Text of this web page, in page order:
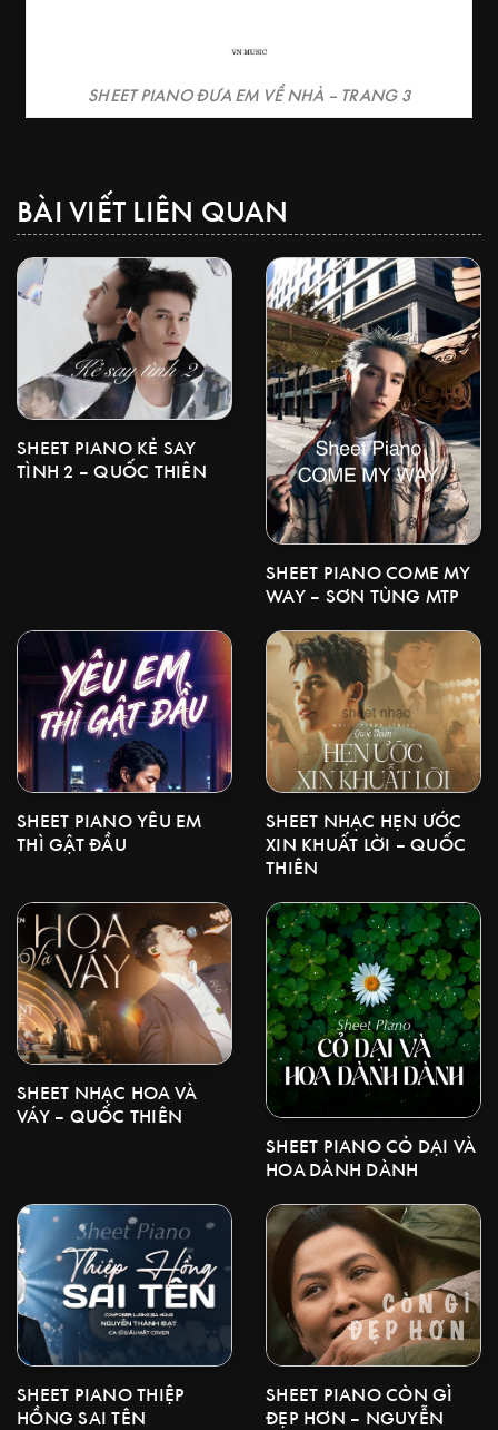
SHEET PIANO ĐƯA EM VỀ NHÀ – TRANG 3
BÀI VIẾT LIÊN QUAN
SHEET PIANO KẺ SAY
TÌNH 2 – QUỐC THIÊN
SHEET PIANO COME MY
WAY – SƠN TÙNG MTP
SHEET PIANO YÊU EM
THÌ GẬT ĐẦU
SHEET NHẠC HẸN ƯỚC
XIN KHUẤT LỜI – QUỐC
THIÊN
SHEET NHẠC HOA VÀ
VÁY – QUỐC THIÊN
SHEET PIANO CỎ DẠI VÀ
HOA DÀNH DÀNH
SHEET PIANO THIỆP
HỒNG SAI TÊN
SHEET PIANO CÒN GÌ
ĐẸP HƠN – NGUYỄN